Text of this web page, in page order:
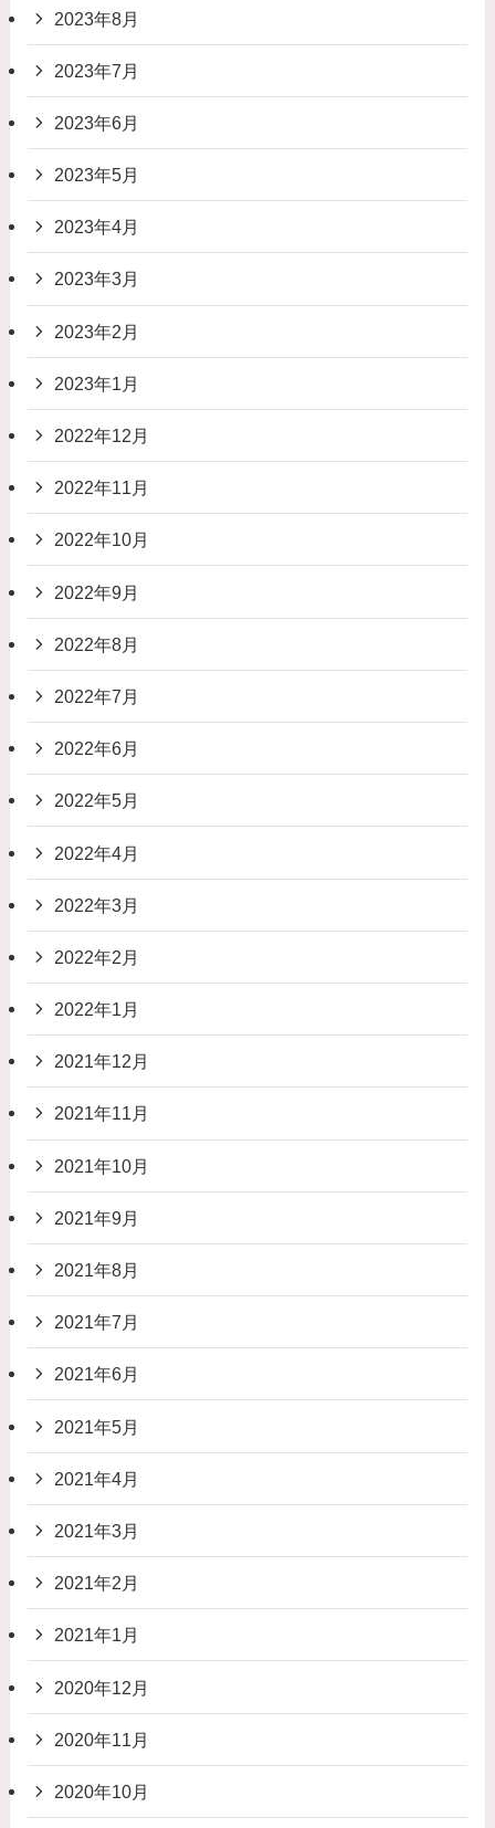
2023年8月
2023年7月
2023年6月
2023年5月
2023年4月
2023年3月
2023年2月
2023年1月
2022年12月
2022年11月
2022年10月
2022年9月
2022年8月
2022年7月
2022年6月
2022年5月
2022年4月
2022年3月
2022年2月
2022年1月
2021年12月
2021年11月
2021年10月
2021年9月
2021年8月
2021年7月
2021年6月
2021年5月
2021年4月
2021年3月
2021年2月
2021年1月
2020年12月
2020年11月
2020年10月